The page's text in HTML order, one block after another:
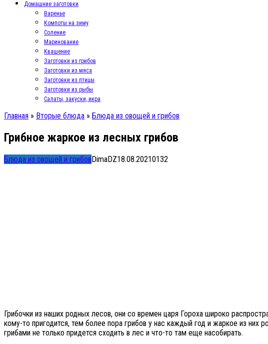
Домашние заготовки
Варенье
Компоты на зиму
Соление
Маринование
Квашение
Заготовки из грибов
Заготовки из мяса
Заготовки из птицы
Заготовки из рыбы
Салаты, закуски, икра
Главная » Вторые блюда » Блюда из овощей и грибов
Грибное жаркое из лесных грибов
Блюда из овощей и грибовDimaDZ18.08.20210132
Грибочки из наших родных лесов, они со времен царя Гороха широко
кому-то пригодится, тем более пора грибов у нас каждый год и жаркое из
грибами не только придется сходить в лес и что-то там еще насобирать.